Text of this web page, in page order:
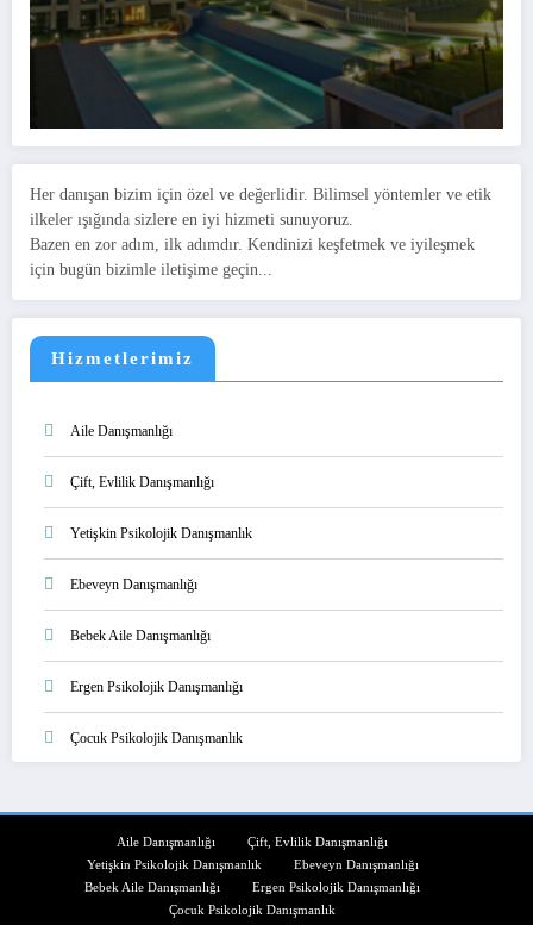
Her danışan bizim için özel ve değerlidir. Bilimsel yöntemler ve etik
ilkeler ışığında sizlere en iyi hizmeti sunuyoruz.
Bazen en zor adım, ilk adımdır. Kendinizi keşfetmek ve iyileşmek
için bugün bizimle iletişime geçin...
Hizmetlerimiz
Aile Danışmanlığı
Çift, Evlilik Danışmanlığı
Yetişkin Psikolojik Danışmanlık
Ebeveyn Danışmanlığı
Bebek Aile Danışmanlığı
Ergen Psikolojik Danışmanlığı
Çocuk Psikolojik Danışmanlık
Aile Danışmanlığı
Çift, Evlilik Danışmanlığı
Yetişkin Psikolojik Danışmanlık
Ebeveyn Danışmanlığı
Bebek Aile Danışmanlığı
Ergen Psikolojik Danışmanlığı
Çocuk Psikolojik Danışmanlık